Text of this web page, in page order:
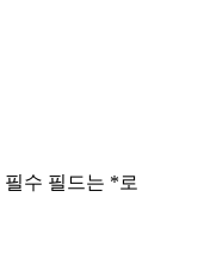
필수 필드는 *로